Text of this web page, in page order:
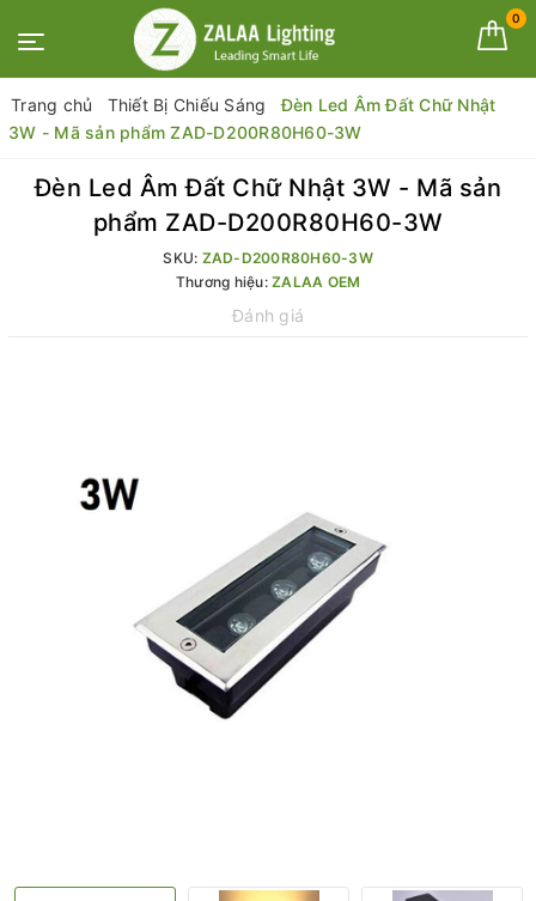
0
Trang chủ Thiết Bị Chiếu Sáng
Đèn Led Âm Đất Chữ Nhật
3W - Mã sản phẩm ZAD-D200R80H60-3W
Đèn Led Âm Đất Chữ Nhật 3W - Mã sản
phẩm ZAD-D200R80H60-3W
SKU: ZAD-D200R80H60-3W
Thương hiệu: ZALAA OEM
Đánh giá